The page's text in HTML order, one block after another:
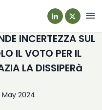
INCERTEZZA SUL
IL VOTO PER IL
LA DISSIPERà
2024